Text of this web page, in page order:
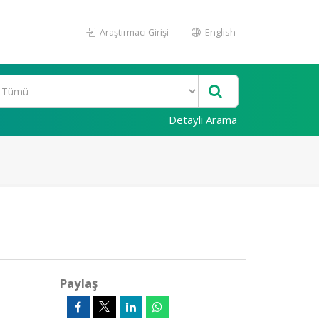
Araştırmacı Girişi English
Detaylı Arama
Paylaş